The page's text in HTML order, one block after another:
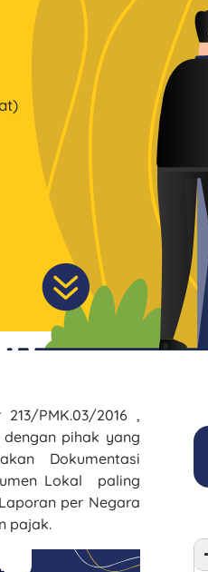

PMK.03/2016 ,
pihak yang
Dokumentasi
Lokal paling
per Negara
pajak.